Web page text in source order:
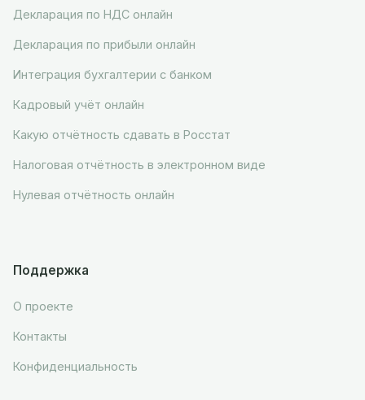
Декларация по НДС онлайн
Декларация по прибыли онлайн
Интеграция бухгалтерии с банком
Кадровый учёт онлайн
Какую отчётность сдавать в Росстат
Налоговая отчётность в электронном виде
Нулевая отчётность онлайн
Поддержка
О проекте
Контакты
Конфиденциальность